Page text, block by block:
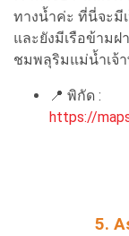
ทางน้ำค่ะ ที่นี่จะมี
และยังมีเรือข้าม
ชมพลุริมแม่น้ำเจ้
📍 พิกัด :
https://
5.